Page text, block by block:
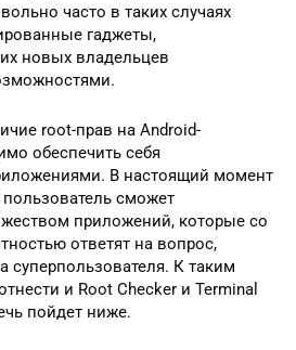
часто в таких случаях
гаджеты,
новых владельцев
root-прав на Android-
обеспечить себя
В настоящий момент
сможет
приложений, которые со
ответят на вопрос,
суперпользователя. К таким
и Root Checker и Terminal
пойдет ниже.